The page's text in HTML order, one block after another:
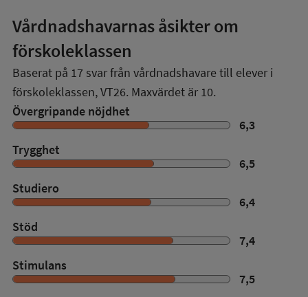
Vårdnadshavarnas åsikter om
förskoleklassen
Baserat på 17 svar från vårdnadshavare till elever i
förskoleklassen,VT26. Maxvärdet är 10.
Övergripande nöjdhet
6,3
Trygghet
6,5
Studiero
6,4
Stöd
7,4
Stimulans
7,5